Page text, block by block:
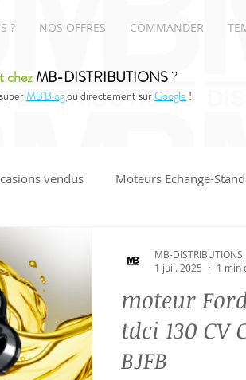
? NOS OFFRES COMMANDER
chezMB-DISTRIBUTIONS?
MB'Blogou directement surGoogle !
vendus Moteurs Echange-
moteur
tdci 130 CV
BJFB
MB-DISTRIBUTIONS
1 juil. 2025
1 min